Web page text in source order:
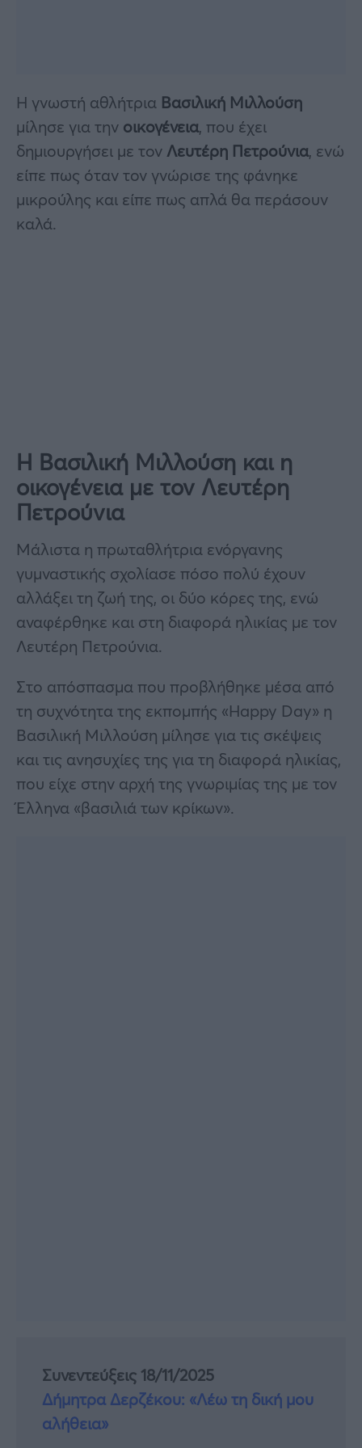
Η γνωστή αθλήτρια Βασιλική Μιλλούση
μίλησε για την οικογένεια, που έχει
δημιουργήσει με τονΛευτέρη Πετρούνια, ενώ
είπε πως όταν τον γνώρισε της φάνηκε
μικρούλης και είπε πως απλά θα περάσουν
καλά.
Η Βασιλική Μιλλούση και η
οικογένεια με τον Λευτέρη
Πετρούνια
Μάλιστα η πρωταθλήτρια ενόργανης
γυμναστικής σχολίασε πόσο πολύ έχουν
αλλάξει τη ζωή της, οι δύο κόρες της, ενώ
αναφέρθηκε και στη διαφορά ηλικίας με τον
Λευτέρη Πετρούνια.
Στο απόσπασμα που προβλήθηκε μέσα από
τη συχνότητα της εκπομπής «Happy Day» η
Βασιλική Μιλλούση μίλησε για τις σκέψεις
και τις ανησυχίες της για τη διαφορά ηλικίας,
που είχε στην αρχή της γνωριμίας της με τον
Έλληνα «βασιλιά των κρίκων».
Συνεντεύξεις 18/11/2025
Δήμητρα Δερζέκου: «Λέω τη δική μου
αλήθεια»